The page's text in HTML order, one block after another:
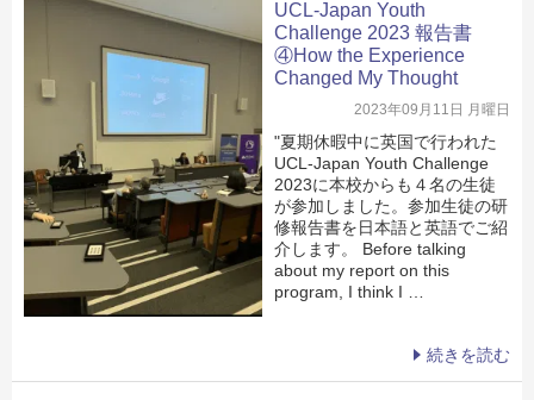
UCL-Japan Youth
Challenge 2023 報告書
④How the Experience
Changed My Thought
2023年09月11日 月曜日
"夏期休暇中に英国で行われた
UCL-Japan Youth Challenge
2023に本校からも４名の生徒
が参加しました。参加生徒の研
修報告書を日本語と英語でご紹
介します。 Before talking
about my report on this
program, I think I …
続きを読む